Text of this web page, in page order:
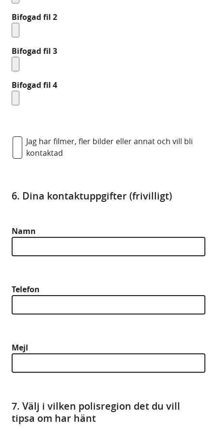
Bifogad fil 2
Bifogad fil 3
Bifogad fil 4
Jag har filmer, fler bilder eller annat och vill bli
kontaktad
6. Dina kontaktuppgifter (frivilligt)
Namn
Telefon
Mejl
7. Välj i vilken polisregion det du vill
tipsa om har hänt